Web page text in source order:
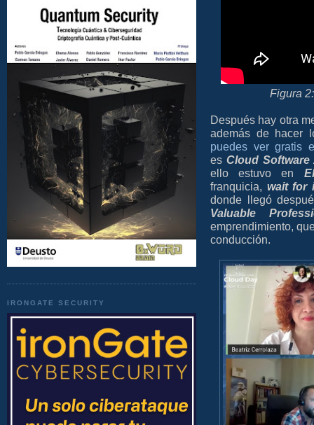
IRONGATE SECURITY
Figura
Después hay otra
además de hacer
puedes ver gratis
es Cloud Software
ello estuvo en
franquicia, wait for
donde llegó
Valuable
emprendimiento,
conducción.